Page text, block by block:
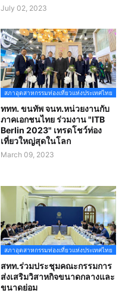
July 02, 2023
สภาอุตสาหกรรมท่องเที่ยวแห่งประเทศไทย
ททท. ขนทัพ จนท.หน่วยงานกับ
ภาคเอกชนไทย ร่วมงาน "ITB
Berlin 2023" เทรดโชว์ท่อง
เที่ยวใหญ่สุดในโลก
March 09, 2023
สภาอุตสาหกรรมท่องเที่ยวแห่งประเทศไทย
สทท.ร่วมประชุมคณะกรรมการ
ส่งเสริมวิสาหกิจขนาดกลางและ
ขนาดย่อม